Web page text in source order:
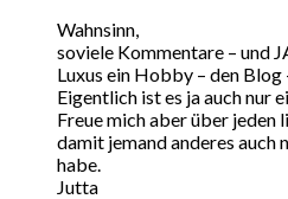
Wahnsinn,
soviele Kommentare – und
Luxus ein Hobby – den Blog
Eigentlich ist es ja auch nur
Freue mich aber über jeden
damit jemand anderes auch
habe.
Jutta